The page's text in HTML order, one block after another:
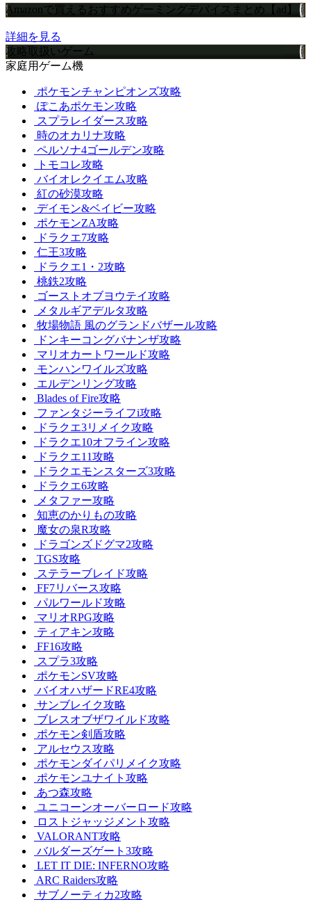
Amazonで買えるおすすめゲーミングデバイスまとめ【ad】
詳細を見る
攻略取扱いゲーム
家庭用ゲーム機
ポケモンチャンピオンズ攻略
ぽこあポケモン攻略
スプラレイダース攻略
時のオカリナ攻略
ペルソナ4ゴールデン攻略
トモコレ攻略
バイオレクイエム攻略
紅の砂漠攻略
デイモン&ベイビー攻略
ポケモンZA攻略
ドラクエ7攻略
仁王3攻略
ドラクエ1・2攻略
桃鉄2攻略
ゴーストオブヨウテイ攻略
メタルギアデルタ攻略
牧場物語 風のグランドバザール攻略
ドンキーコングバナンザ攻略
マリオカートワールド攻略
モンハンワイルズ攻略
エルデンリング攻略
Blades of Fire攻略
ファンタジーライフi攻略
ドラクエ3リメイク攻略
ドラクエ10オフライン攻略
ドラクエ11攻略
ドラクエモンスターズ3攻略
ドラクエ6攻略
メタファー攻略
知恵のかりもの攻略
魔女の泉R攻略
ドラゴンズドグマ2攻略
TGS攻略
ステラーブレイド攻略
FF7リバース攻略
パルワールド攻略
マリオRPG攻略
ティアキン攻略
FF16攻略
スプラ3攻略
ポケモンSV攻略
バイオハザードRE4攻略
サンブレイク攻略
ブレスオブザワイルド攻略
ポケモン剣盾攻略
アルセウス攻略
ポケモンダイパリメイク攻略
ポケモンユナイト攻略
あつ森攻略
ユニコーンオーバーロード攻略
ロストジャッジメント攻略
VALORANT攻略
バルダーズゲート3攻略
LET IT DIE: INFERNO攻略
ARC Raiders攻略
サブノーティカ2攻略